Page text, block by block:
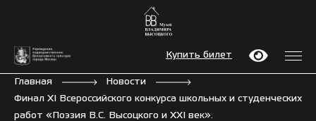
Купить билет
Главная
Новости
Финал XI Всероссийского конкурса школьных и студенческих
работ «Поэзия В.С. Высоцкого и XXI век».